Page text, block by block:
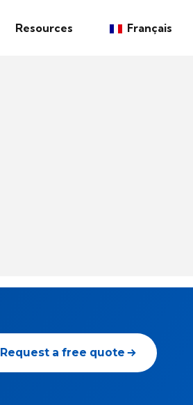
Resources Français
Request a free quote